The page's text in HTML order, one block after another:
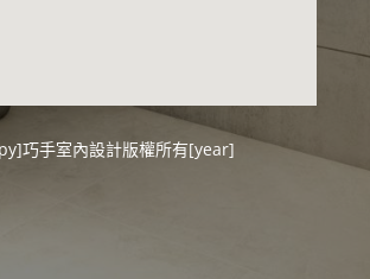
巧手室內設計版權所有[year]